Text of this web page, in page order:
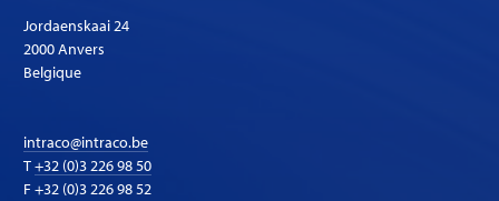
Jordaenskaai 24
2000 Anvers
Belgique
intraco@intraco.be
T+32 (0)3 226 98 50
F +32 (0)3 226 98 52